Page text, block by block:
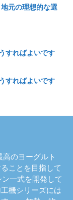
元の理想的な選
すればよいです
すればよいです
のヨーグルト
ことを目指して
一式を開発して
機シリーズには